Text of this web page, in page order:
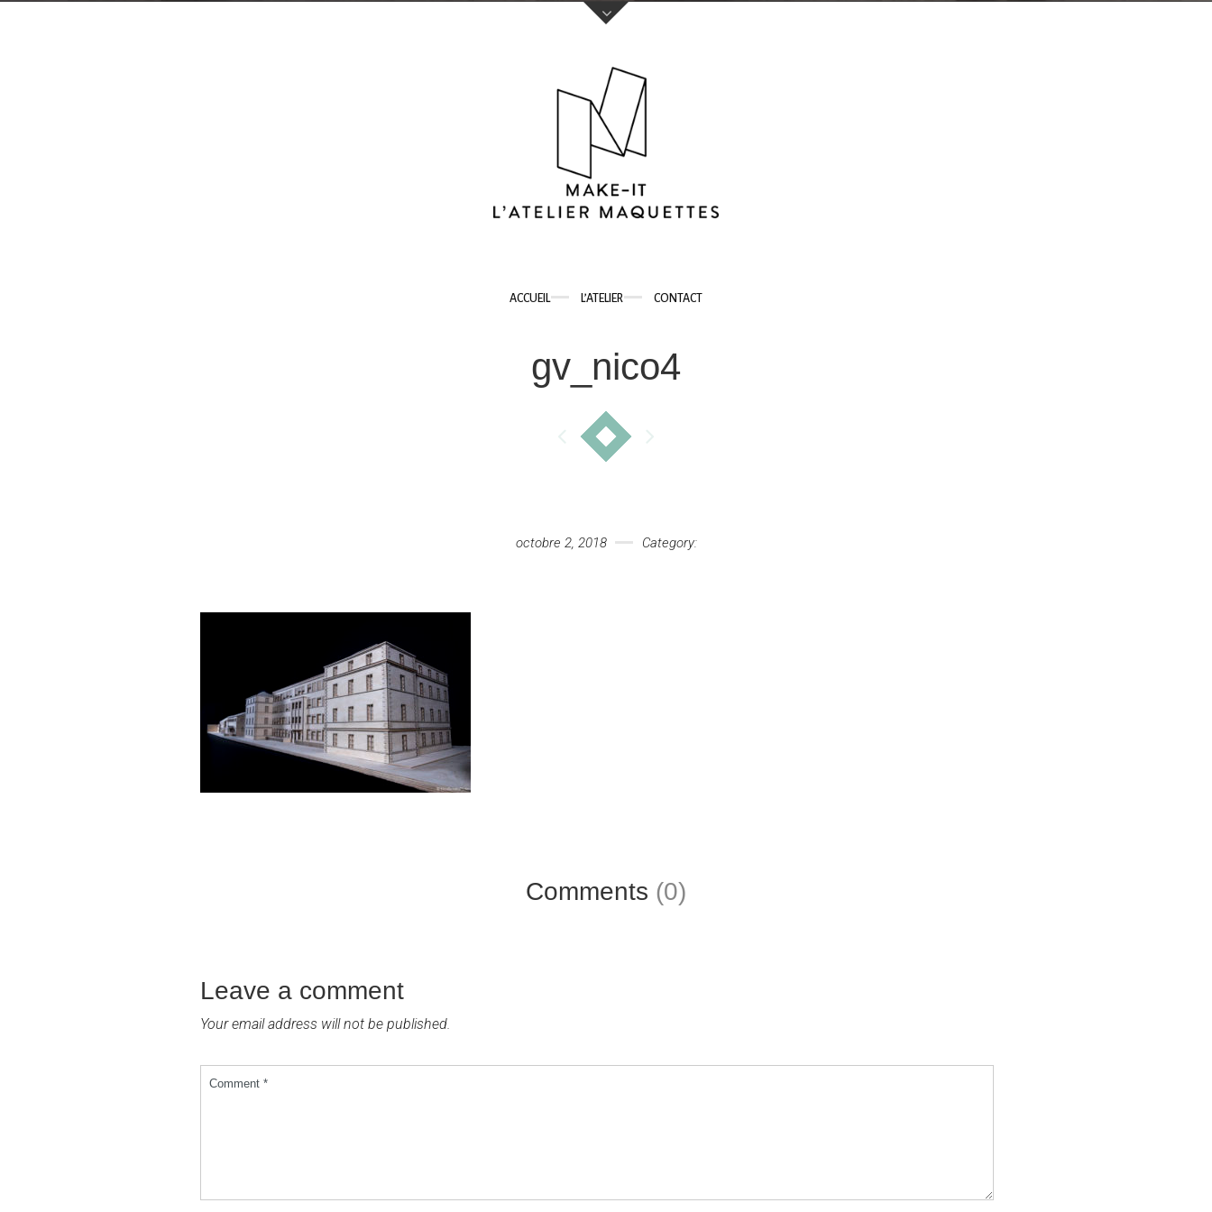
ACCUEIL L’ATELIER CONTACT
gv_nico4
octobre 2, 2018 Category:
Comments (0)
Leave a comment
Your email address will not be published.
Comment *